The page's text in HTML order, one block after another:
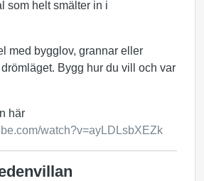
som helt smälter in i
med bygglov, grannar eller
Bygg hur du vill och var
här
watch?v=ayLDLsbXEZk